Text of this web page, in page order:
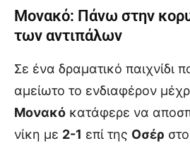
Μονακό: Πάνω στην
των αντιπάλων
Σε ένα δραματικό παιχνίδι
αμείωτο το ενδιαφέρον
Μονακό κατάφερε να
νίκη με 2-1 επί της Οσέρ